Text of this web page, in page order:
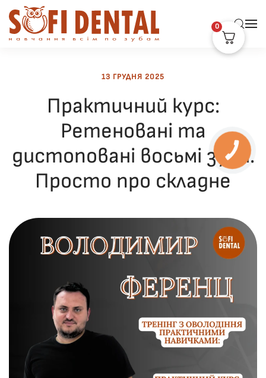
Skip to main content
13 ГРУДНЯ 2025
Практичний курс:
Ретеновані та
дистоповані восьмі зуби.
Просто про складне
0
КНОПКА
ЗВ'ЯЗКУ